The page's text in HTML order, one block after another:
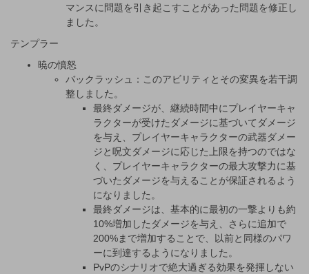
マンスに問題を引き起こすことがあった問題を修正し
ました。
テンプラー
暁の憤怒
バックラッシュ：このアビリティとその変異を若干調
整しました。
最終ダメージが、継続時間中にプレイヤーキャ
ラクターが受けたダメージに基づいてダメージ
を与え、プレイヤーキャラクターの武器ダメー
ジと呪文ダメージに応じた上限を持つのではな
く、プレイヤーキャラクターの最大攻撃力に基
づいたダメージを与えることが保証されるよう
になりました。
最終ダメージは、基本的に最初の一撃よりも約
10%増加したダメージを与え、さらに追加で
200%まで増加することで、以前と同様のパワ
ーに到達するようになりました。
PvPのシナリオで絶大過ぎる効果を発揮しない